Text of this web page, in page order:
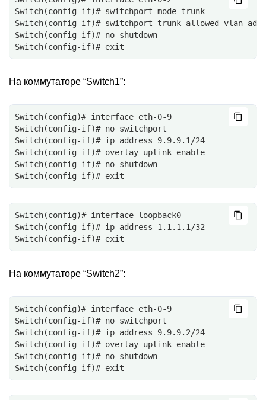
Switch(config-if)# switchport mode trunk
Switch(config-if)# switchport trunk allowed vlan add
Switch(config-if)# no shutdown
Switch(config-if)# exit
На коммутаторе “Switch1”:
Switch(config)# interface eth-0-9
Switch(config-if)# no switchport
Switch(config-if)# ip address 9.9.9.1/24
Switch(config-if)# overlay uplink enable
Switch(config-if)# no shutdown
Switch(config-if)# exit
Switch(config)# interface loopback0
Switch(config-if)# ip address 1.1.1.1/32
Switch(config-if)# exit
На коммутаторе “Switch2”:
Switch(config)# interface eth-0-9
Switch(config-if)# no switchport
Switch(config-if)# ip address 9.9.9.2/24
Switch(config-if)# overlay uplink enable
Switch(config-if)# no shutdown
Switch(config-if)# exit